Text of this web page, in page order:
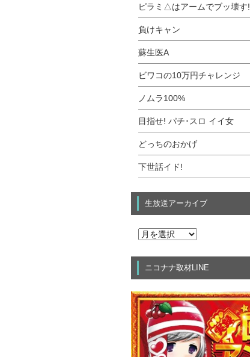
ピラミ△はアームでブッ壊す!
負けキャン
蘇生医A
ビワコの10万円チャレンジ
ノムラ100%
目指せ! パチ･スロ イイ女
どっちのおかげ
下世話イド!
生放送アーカイブ
ニコナナ取材LINE